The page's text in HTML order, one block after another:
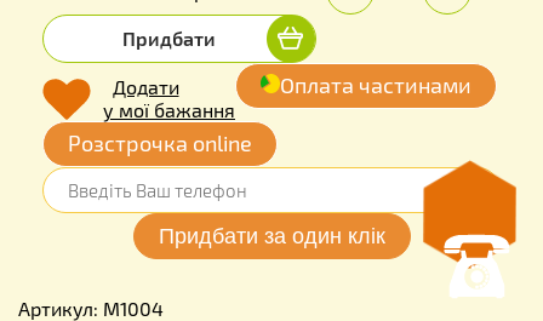
Придбати
Додати
у мої бажання
Оплата частинами
Розстрочка online
Артикул: М1004